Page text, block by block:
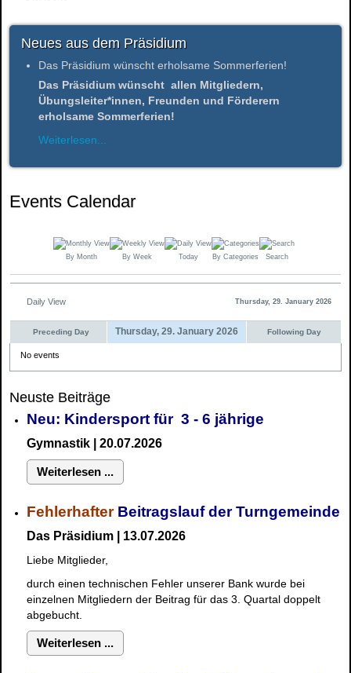
Neues aus dem Präsidium
Das Präsidium wünscht erholsame Sommerferien!
Das Präsidium wünscht allen Mitgliedern,
Übungsleiter*innen, Freunden und Förderern
erholsame Sommerferien!
Weiterlesen...
Events Calendar
By Month By Week Today By Categories Search
Daily View Thursday, 29. January 2026
Preceding Day Thursday, 29. January 2026 Following Day
No events
Neuste Beiträge
Neu: Kindersport für 3 - 6 jährige
Gymnastik | 20.07.2026
Weiterlesen ...
FehlerhafterBeitragslauf der Turngemeinde
Das Präsidium | 13.07.2026
Liebe Mitglieder,
durch einen technischen Fehler unserer Bank wurde bei
einzelnen Mitgliedern der Beitrag für das 3. Quartal doppelt
abgebucht.
Weiterlesen ...